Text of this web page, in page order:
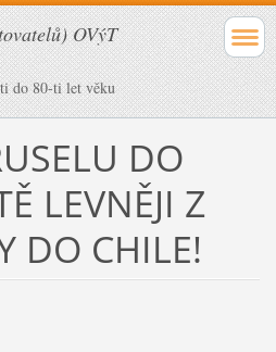
OVýT
do 80-ti let věku
DO
LEVNĚJI Z
DO CHILE!